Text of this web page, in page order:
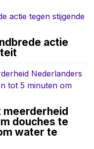
actie
meerderheid
douches te
water te